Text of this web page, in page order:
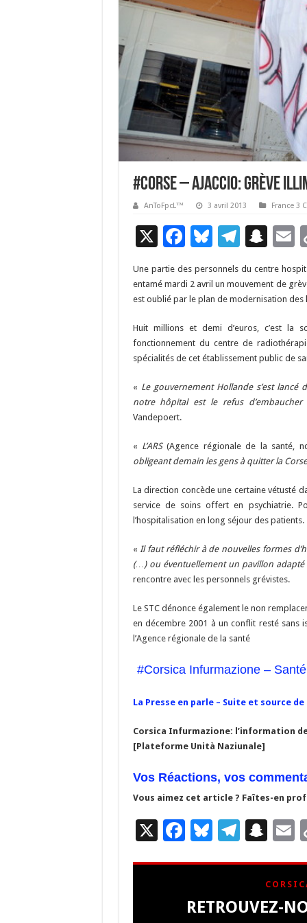
#Corse – Ajaccio: Grève
AnToFpcL™ 3 avril 2013 France 3
X F
e
b
o
o
k
Bl
es
ky
T
el
e
gr
a
m
S
a
p
c
h
at
E
l
Une partie des personnels du centre
entamé mardi 2 avril un mouvement de
est oublié par le plan de modernisation des
Huit millions et demi d’euros, c’est la
fonctionnement du centre de
spécialités de cet établissement public de
« Le gouvernement Hollande s’est
notre hôpital est le refus d’embaucher
Vandepoert.
« L’ARS(Agence régionale de la santé,
obligeant demain les gens à quitter la
La direction concède une certaine vétusté
service de soins offert en psychiatrie.
l’hospitalisation en long séjour des patients.
«Il faut réfléchir à de nouvelles formes
(…) ou éventuellement un pavillon adapté
rencontre avec les personnels grévistes.
Le STC dénonce également le non
en décembre 2001 à un conflit resté sans
l’Agence régionale de la santé
#Corsica Infurmazione –
La Presse en parle – Suite et source de
Corsica Infurmazione: l’information
[Plateforme Unità Naziunale]
Vos Réactions, vos
Vous aimez cet article ? Faîtes-en
X F
b
Bl
ky
T
gr
S
a
p
E
l
RETROUVEZ-